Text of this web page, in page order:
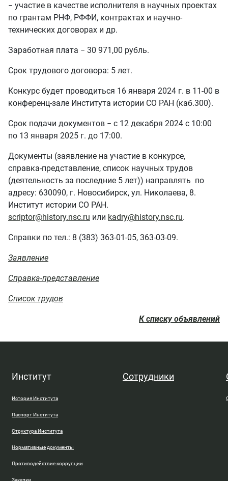
− участие в качестве исполнителя в научных проектах
по грантам РНФ, РФФИ, контрактах и научно-
технических договорах и др.
Заработная плата − 30 971,00 рубль.
Срок трудового договора: 5 лет.
Конкурс будет проводиться 16 января 2024 г. в 11-00 в
конференц-зале Института истории СО РАН (каб.300).
Срок подачи документов − с 12 декабря 2024 с 10:00
по 13 января 2025 г. до 17:00.
Документы (заявление на участие в конкурсе,
справка-представление, список научных трудов
(деятельность за последние 5 лет)) направлять по
адресу: 630090, г. Новосибирск, ул. Николаева, 8.
Институт истории СО РАН.
scriptor@history.nsc.ru или kadry@history.nsc.ru.
Справки по тел.: 8 (383) 363-01-05, 363-03-09.
Заявление
Справка-представление
Список трудов
К списку объявлений
Институт
История Института
Паспорт Института
Структура Института
Нормативные документы
Противодействие коррупции
Закупки
Сотрудники